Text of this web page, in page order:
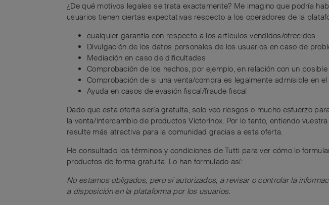
¿De qué motivos legales se trata exactamente? Me imagino que podría
usuarios tienen ciertas expectativas respecto a los operadores de la
cualquier garantía con respecto a los artículos vendidos/ofrecidos
Divulgación de los datos personales de los usuarios en caso de
Mediación en caso de dificultades
Comprobación de los hechos, por ejemplo, en relación con un
Comprobación de si una venta/compra es legalmente admisible en
Ayuda en casos de evasión fiscal/fraude fiscal
Dado que esta oferta sería gratuita, solo veo riesgos o mucho esfuerzo
la venta/intercambio de productos Victorinox. Por lo tanto, entiendo
resulte más atractiva para la comunidad gracias a esta oferta.
He consultado los términos y condiciones de Tutti para ver cómo lo
productos de forma gratuita. Lo han formulado así:
No estamos obligados, pero sí autorizados, a revisar o controlar la
a disposición en la plataforma por los usuarios.